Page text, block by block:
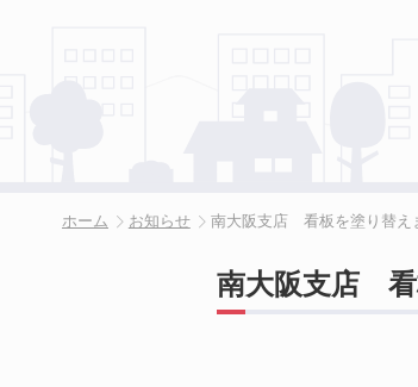
ホーム お知らせ 南大阪支店 看板を塗り替え
南大阪支店 看